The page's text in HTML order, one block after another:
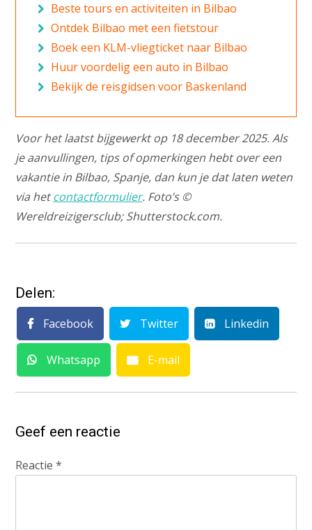
Beste tours en activiteiten in Bilbao
Ontdek Bilbao met een fietstour
Boek een KLM-vliegticket naar Bilbao
Huur voordelig een auto in Bilbao
Bekijk de reisgidsen voor Baskenland
Voor het laatst bijgewerkt op 18 december 2025. Als
je aanvullingen, tips of opmerkingen hebt over een
vakantie in Bilbao, Spanje, dan kun je dat laten weten
via hetcontactformulier. Foto’s ©
Wereldreizigersclub; Shutterstock.com.
Delen:
Facebook Twitter Linkedin
Whatsapp E-mail
Geef een reactie
Reactie*